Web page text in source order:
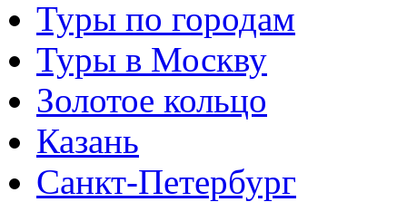
Туры по городам
Туры в Москву
Золотое кольцо
Казань
Санкт-Петербург